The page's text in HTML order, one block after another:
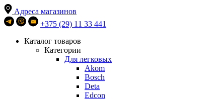
Адреса магазинов
+375 (29) 11 33 441
Каталог товаров
Категории
Для легковых
Akom
Bosch
Deta
Edcon